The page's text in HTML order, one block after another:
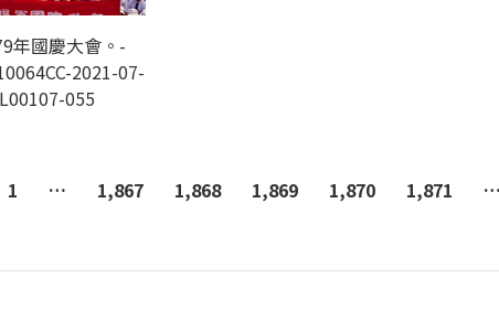
年國慶大會。-
2021-07-
055
1 … 1,867 1,868 1,869 1,870 1,871 …